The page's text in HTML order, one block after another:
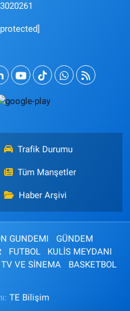
Trafik Durumu
Tüm Manşetler
Haber Arşivi
GUNDEMI
GÜNDEM
FUTBOL
KULİS MEYDANI
TV VE SİNEMA BASKETBOL
TE Bilişim